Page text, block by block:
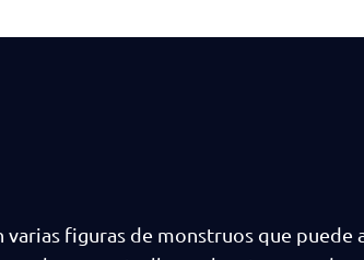
figuras de monstruos que puede